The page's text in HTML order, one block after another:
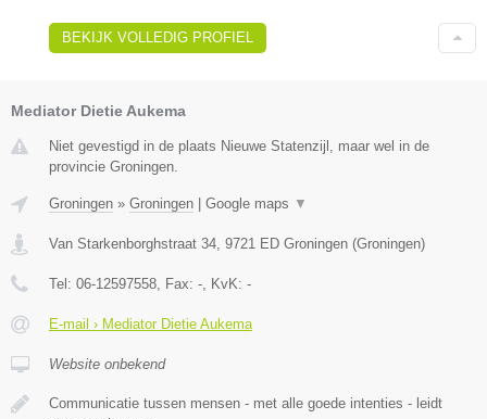
BEKIJK VOLLEDIG PROFIEL
Mediator Dietie Aukema
Niet gevestigd in de plaats Nieuwe Statenzijl, maar wel in de
provincie Groningen.
Groningen » Groningen Google maps ▼
Van Starkenborghstraat 34 9721 ED Groningen (Groningen)
Tel: 06-12597558 , Fax: - , KvK: -
E-mail › Mediator Dietie Aukema
Website onbekend
Communicatie tussen mensen - met alle goede intenties - leidt